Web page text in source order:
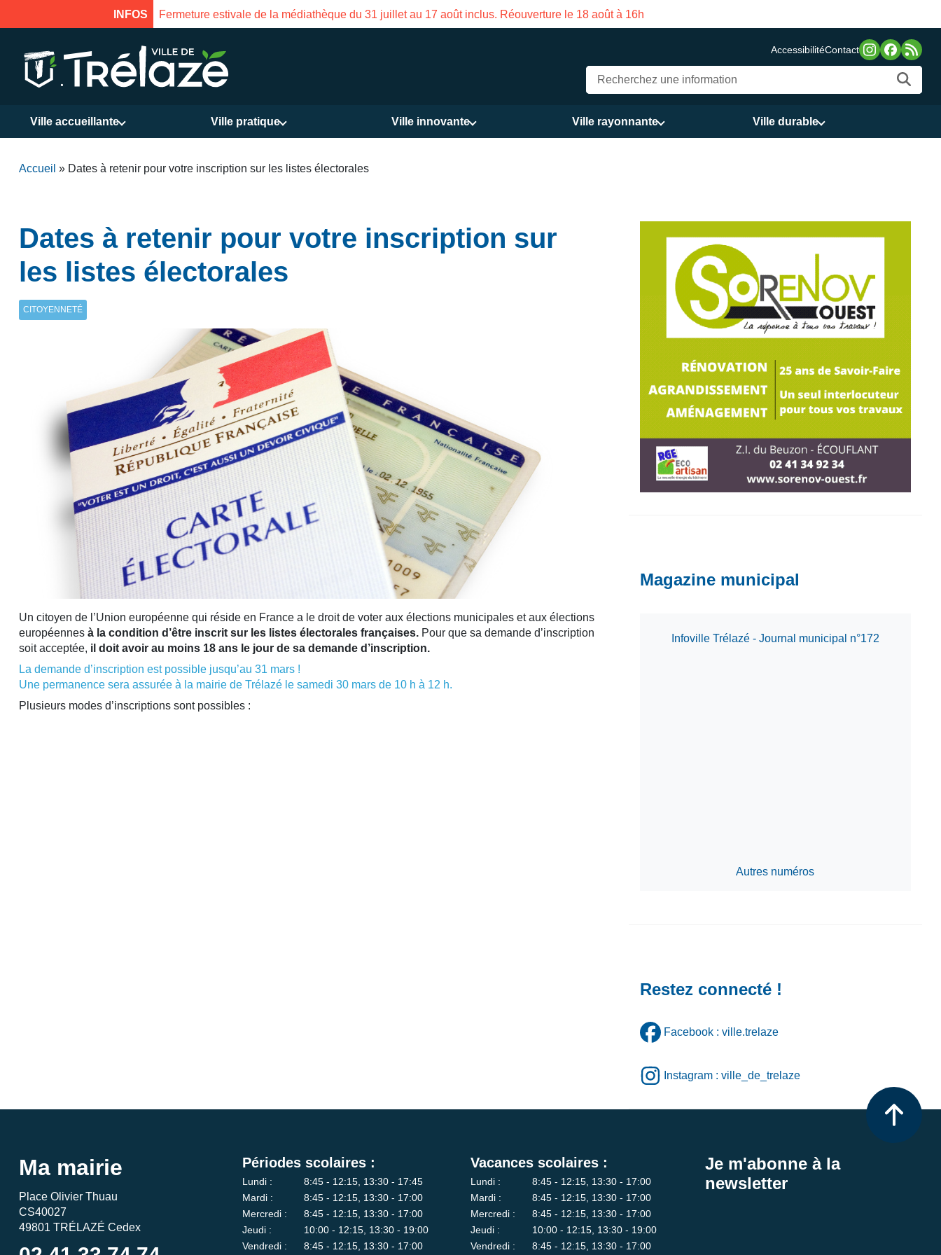
INFOS
au 17 août inclus. Réouverture le 18 août à 16h Fermeture estivale de la Maison des Services publics Vasco de Gama du 3 au 21 août
AccessibilitéContact
Ville accueillante Ville pratique Ville innovante Ville rayonnante Ville durable
Accueil » Dates à retenir pour votre inscription sur les listes électorales
Dates à retenir pour votre inscription sur
les listes électorales
CITOYENNETÉ
Un citoyen de l’Union européenne qui réside en France a le droit de voter aux élections municipales et aux élections
européennes à la condition d’être inscrit sur les listes électorales françaises. Pour que sa demande d’inscription
soit acceptée, il doit avoir au moins 18 ans le jour de sa demande d’inscription.
La demande d’inscription est possible jusqu’au 31 mars !
Une permanence sera assurée à la mairie de Trélazé le samedi 30 mars de 10 h à 12 h.
Plusieurs modes d’inscriptions sont possibles :
Magazine municipal
Infoville Trélazé - Journal municipal n°172
Autres numéros
Restez connecté !
Facebook : ville.trelaze
Instagram : ville_de_trelaze
Ma mairie
Place Olivier Thuau
CS40027
49801 TRÉLAZÉ Cedex
Périodes scolaires :
Lundi :
8:45 - 12:15, 13:30 - 17:45
Mardi :
8:45 - 12:15, 13:30 - 17:00
Mercredi :
8:45 - 12:15, 13:30 - 17:00
Jeudi :
10:00 - 12:15, 13:30 - 19:00
Vendredi :
8:45 - 12:15, 13:30 - 17:00
Vacances scolaires :
Lundi :
8:45 - 12:15, 13:30 - 17:00
Mardi :
8:45 - 12:15, 13:30 - 17:00
Mercredi :
8:45 - 12:15, 13:30 - 17:00
Jeudi :
10:00 - 12:15, 13:30 - 19:00
Vendredi :
8:45 - 12:15, 13:30 - 17:00
Je m'abonne à la
newsletter